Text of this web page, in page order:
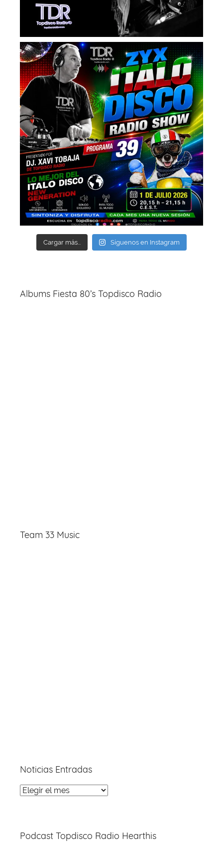
Cargar más... Síguenos en Instagram
Albums Fiesta 80’s Topdisco Radio
Team 33 Music
Noticias Entradas
Noticias
Podcast Topdisco Radio Hearthis